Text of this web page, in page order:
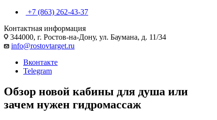
+7 (863) 262-43-37
Контактная информация
344000, г. Ростов-на-Дону, ул. Баумана, д. 11/34
info@rostovtarget.ru
Вконтакте
Telegram
Обзор новой кабины для душа или
зачем нужен гидромассаж